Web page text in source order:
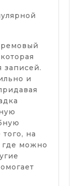
записей.
и
на
где можно